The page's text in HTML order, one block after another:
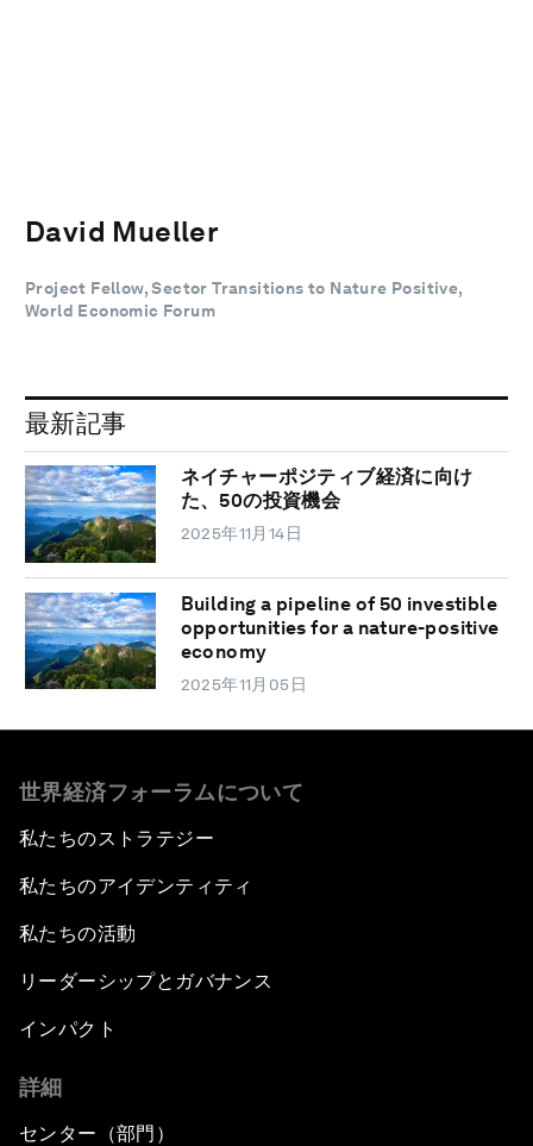
David Mueller
Project Fellow, Sector Transitions to Nature Positive,
World Economic Forum
最新記事
ネイチャーポジティブ経済に向け
た、50の投資機会
2025年11月14日
Building a pipeline of 50 investible
opportunities for a nature-positive
economy
2025年11月05日
世界経済フォーラムについて
私たちのストラテジー
私たちのアイデンティティ
私たちの活動
リーダーシップとガバナンス
インパクト
詳細
センター（部門）